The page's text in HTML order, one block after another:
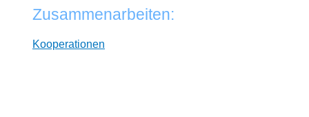
Zusammenarbeiten:
Kooperationen